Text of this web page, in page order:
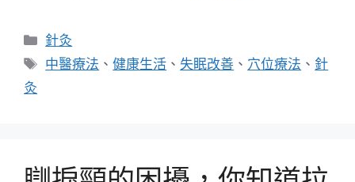
分
類
針灸
標
中醫療法 、健康生活 、 失眠改善 、 穴位療法 、 針
灸